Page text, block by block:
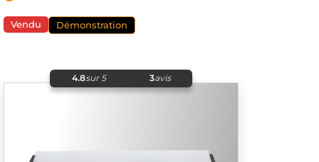
Vendu Démonstration
4.8sur 5 3avis